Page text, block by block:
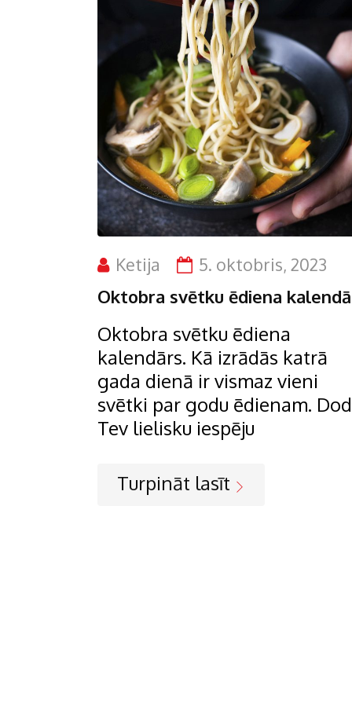
Ketija 5. oktobris, 2023
Oktobra svētku ēdiena
Oktobra svētku ēdiena
kalendārs. Kā izrādās katrā
gada dienā ir vismaz vieni
svētki par godu ēdienam.
Tev lielisku iespēju
Turpināt lasīt